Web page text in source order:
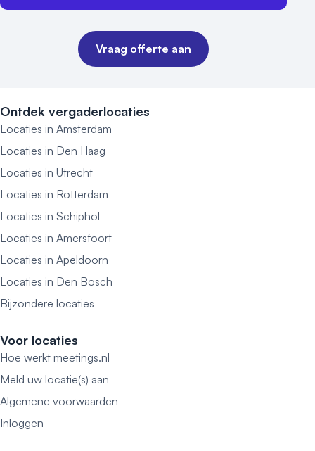
Vraag offerte aan
Ontdek vergaderlocaties
Locaties in Amsterdam
Locaties in Den Haag
Locaties in Utrecht
Locaties in Rotterdam
Locaties in Schiphol
Locaties in Amersfoort
Locaties in Apeldoorn
Locaties in Den Bosch
Bijzondere locaties
Voor locaties
Hoe werkt meetings.nl
Meld uw locatie(s) aan
Algemene voorwaarden
Inloggen